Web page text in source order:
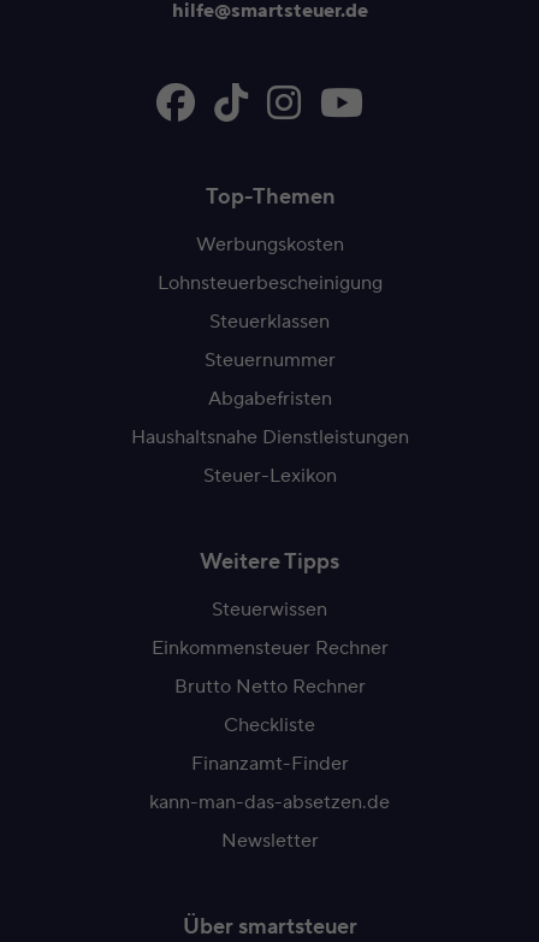
hilfe@smartsteuer.de
Top-Themen
Werbungskosten
Lohnsteuerbescheinigung
Steuerklassen
Steuernummer
Abgabefristen
Haushaltsnahe Dienstleistungen
Steuer-Lexikon
Weitere Tipps
Steuerwissen
Einkommensteuer Rechner
Brutto Netto Rechner
Checkliste
Finanzamt-Finder
kann-man-das-absetzen.de
Newsletter
Über smartsteuer